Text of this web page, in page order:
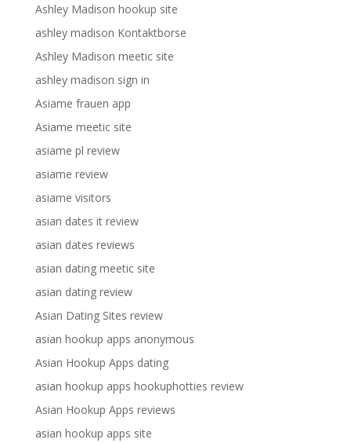
Ashley Madison hookup site
ashley madison Kontaktborse
Ashley Madison meetic site
ashley madison sign in
Asiame frauen app
Asiame meetic site
asiame pl review
asiame review
asiame visitors
asian dates it review
asian dates reviews
asian dating meetic site
asian dating review
Asian Dating Sites review
asian hookup apps anonymous
Asian Hookup Apps dating
asian hookup apps hookuphotties review
Asian Hookup Apps reviews
asian hookup apps site